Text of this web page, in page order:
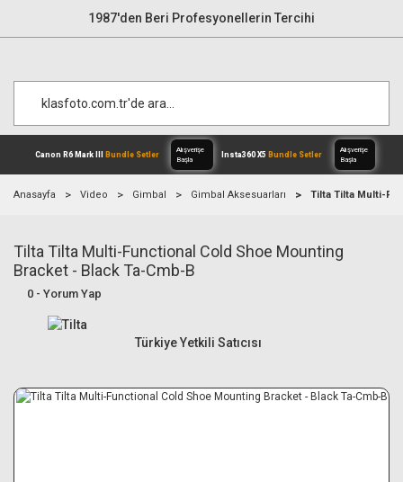
1987'den Beri Profesyonellerin Tercihi
Canon R6 Mark IIIBundle Setler
Alışverişe
Anasayfa Video Gimbal Gimbal Aksesuarları Tilta Tilta Multi-
Tilta Tilta Multi-Functional Cold Shoe Mounting
Bracket - Black Ta-Cmb-B
0 - Yorum Yap
Türkiye Yetkili Satıcısı